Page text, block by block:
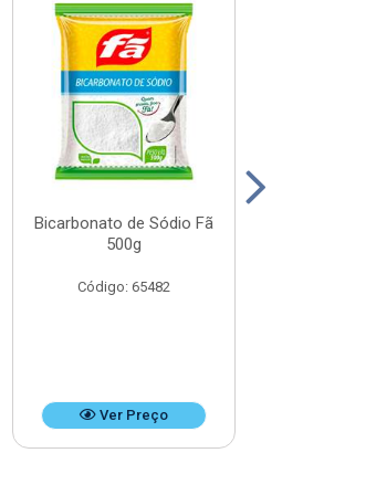
Bicarbonato de Sódio Fã
500g
Código: 65482
Ver Preço